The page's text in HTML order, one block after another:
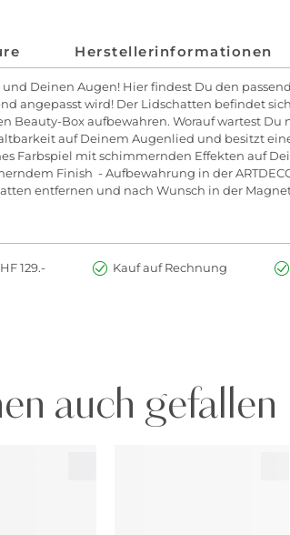
Herstellerinformationen
Deinen Augen! Hier findest Du den
angepasst wird! Der Lidschatten befindet
Box aufbewahren. Worauf wartest
auf Deinem Augenlied und besitzt
Farbspiel mit schimmernden Effekten auf
Finish - Aufbewahrung in der
entfernen und nach Wunsch in der
129.- Kauf auf Rechnung
auch gefallen